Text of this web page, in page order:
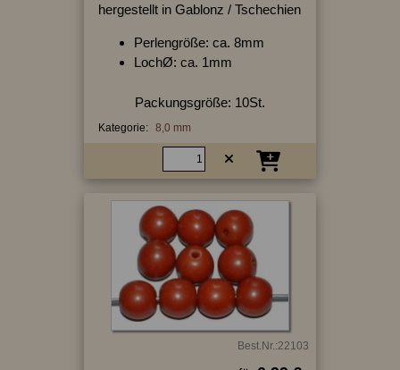
hergestellt in Gablonz / Tschechien
Perlengröße: ca. 8mm
LochØ: ca. 1mm
Packungsgröße: 10St.
Kategorie: 8,0 mm
Best.Nr.:22103